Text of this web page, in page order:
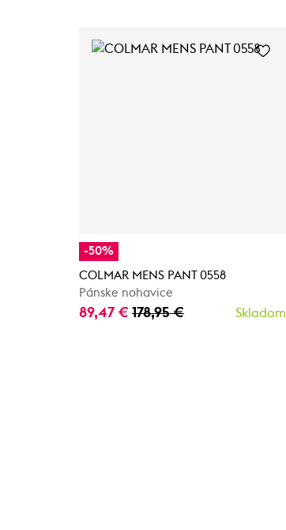
-50%
COLMAR MENS PANT 0558
Pánske nohavice
89,47 € 178,95 € Skladom